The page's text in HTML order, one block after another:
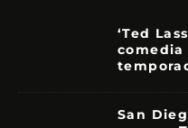
‘Ted
San